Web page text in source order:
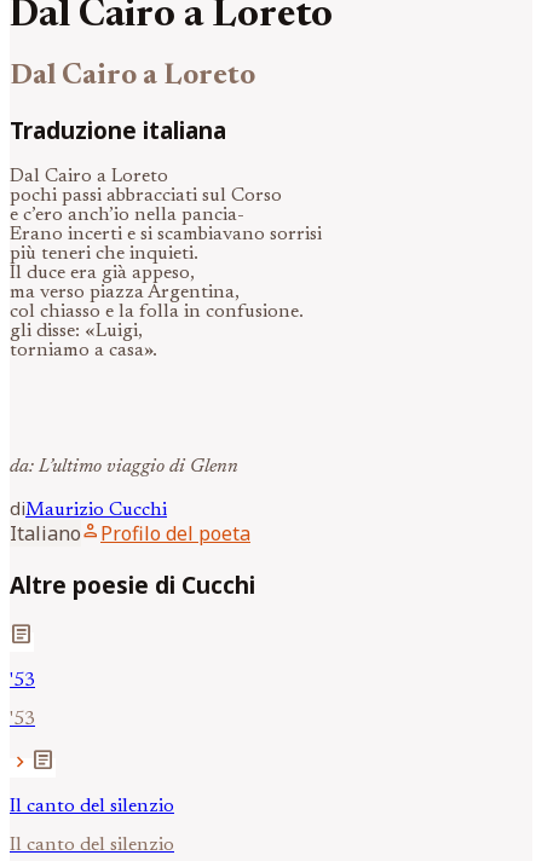
Dal Cairo a Loreto
Dal Cairo a Loreto
Traduzione italiana
Dal Cairo a Loreto
pochi passi abbracciati sul Corso
e c’ero anch’io nella pancia-
Erano incerti e si scambiavano sorrisi
più teneri che inquieti.
Il duce era già appeso,
ma verso piazza Argentina,
col chiasso e la folla in confusione.
gli disse: «Luigi,
torniamo a casa».
da: L’ultimo viaggio di Glenn
diMaurizio Cucchi
Italianoperson Profilo del poeta
Altre poesie di Cucchi
article
'53
'53
chevron_right article
Il canto del silenzio
Il canto del silenzio